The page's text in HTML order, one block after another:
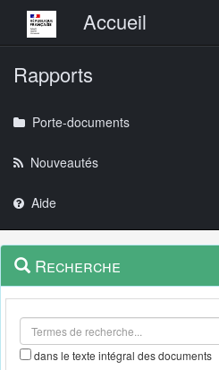
Menu principalAccueil
Rapports
Porte-documents
Nouveautés
Aide
Navigation
outils
Menu
contextuel
Recherche
dans le texte intégral des documents